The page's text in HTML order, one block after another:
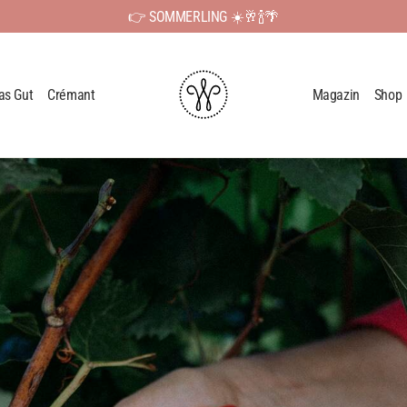
👉 SOMMERLING ☀️🥂🍾🌴
Gut Crémant Magazin Shop